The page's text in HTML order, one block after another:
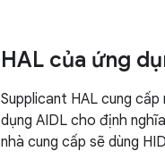
HAL của ứng
Supplicant HAL cung
dụng AIDL cho định
nhà cung cấp sẽ dùng